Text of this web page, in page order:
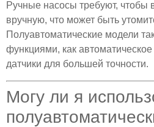
Ручные насосы требуют, чтобы
вручную, что может быть
Полуавтоматические модели
функциями, как
датчики для большей точности.
Могу ли я